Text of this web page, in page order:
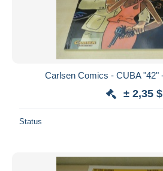
Carlsen Comics - CUBA "42"
± 2,35 $
Status